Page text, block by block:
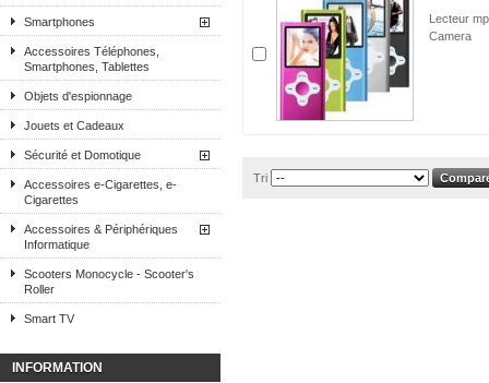
Smartphones
Accessoires Téléphones,
Smartphones, Tablettes
Objets d'espionnage
Jouets et Cadeaux
Sécurité et Domotique
Accessoires e-Cigarettes, e-
Cigarettes
Accessoires & Périphériques
Informatique
Scooters Monocycle - Scooter's
Roller
Smart TV
INFORMATION
Lecteur
Camera
Tri